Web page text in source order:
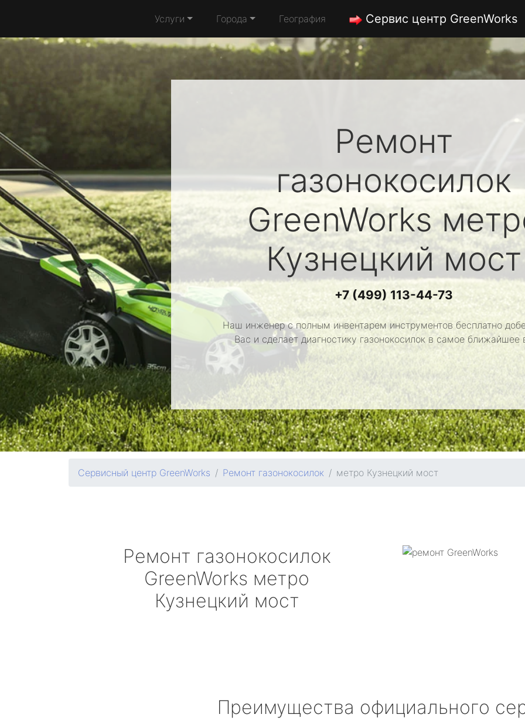
Услуги Города География Сервис центр GreenWorks
Ремонт
газонокосилок
GreenWorks
Кузнецкий мост
+7 (499) 113-44-73
Наш инженер с полным инвентарем инструментов бесплатно
Вас и сделает диагностику газонокосилок в самое ближайшее
Сервисный центр GreenWorks Ремонт газонокосилок метро Кузнецкий мост
Ремонт газонокосилок
GreenWorks метро
Кузнецкий мост
Преимущества официального